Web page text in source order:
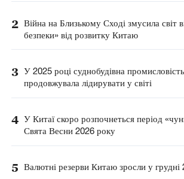
2 Війна на Близькому Сході змусила світ
безпеки» від розвитку Китаю
3 У 2025 році суднобудівна
продовжувала лідирувати у світі
4 У Китаї скоро розпочнеться період
Свята Весни 2026 року
5 Валютні резерви Китаю зросли у грудні